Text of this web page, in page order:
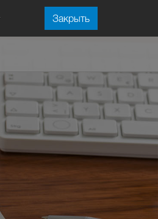
Закрыть